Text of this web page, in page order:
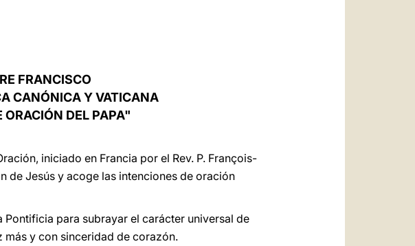
中文
LATINE
FRANCISCO
CANÓNICA Y VATICANA
DEL PAPA"
iniciado en Francia por el Rev. P. François-
de Jesús y acoge las intenciones de oración
Pontificia para subrayar el carácter universal de
y con sinceridad de corazón.